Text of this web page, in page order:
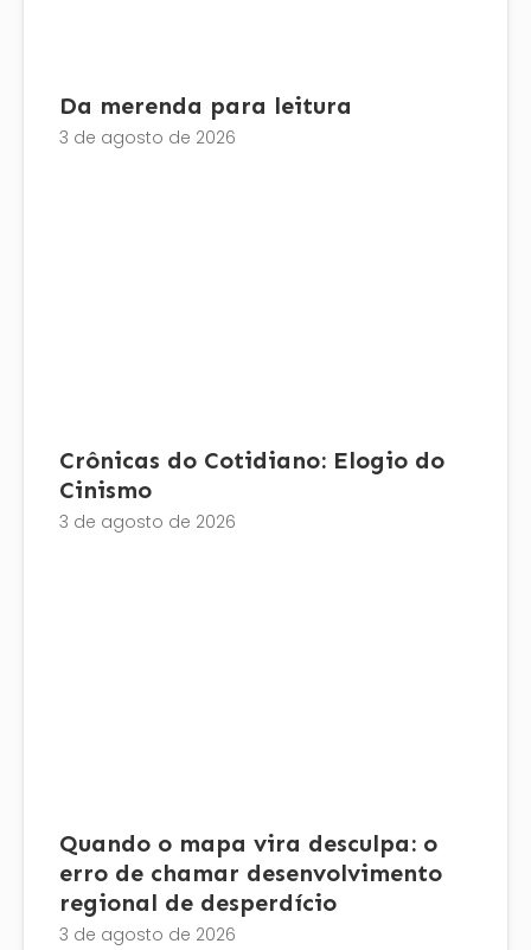
Da merenda para leitura
3 de agosto de 2026
Crônicas do Cotidiano: Elogio do
Cinismo
3 de agosto de 2026
Quando o mapa vira desculpa: o
erro de chamar desenvolvimento
regional de desperdício
3 de agosto de 2026